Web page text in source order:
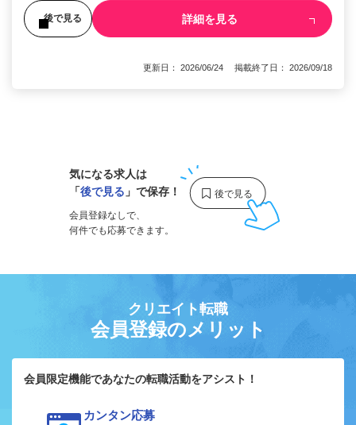
後で見る 詳細を見る
更新日： 2026/06/24 掲載終了日： 2026/09/18
気になる求人は
「後で見る 」で保存！
会員登録なしで、
何件でも応募できます。
クリエイト転職
会員登録のメリット
会員限定機能であなたの転職活動をアシスト！
カンタン応募